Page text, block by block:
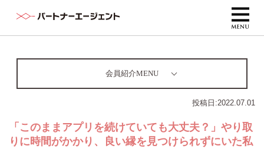
会員紹介MENU
投稿日:2022.07.01
「このままアプリを続けていても大丈夫？」やり取
りに時間がかかり、良い縁を見つけられずにいた私